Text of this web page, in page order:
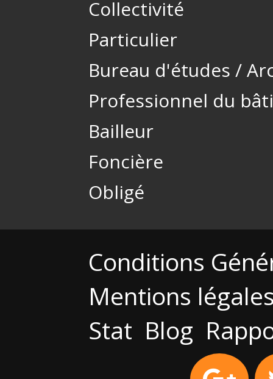
Collectivité
Particulier
Bureau d'études /
Professionnel du
Bailleur
Foncière
Obligé
Conditions
Mentions
Stat Blog